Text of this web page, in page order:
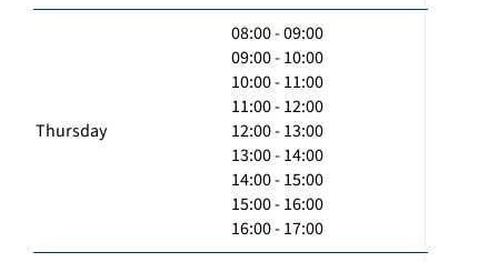
Thursday
08:00 - 09:00
09:00 - 10:00
10:00 - 11:00
11:00 - 12:00
12:00 - 13:00
13:00 - 14:00
14:00 - 15:00
15:00 - 16:00
16:00 - 17:00